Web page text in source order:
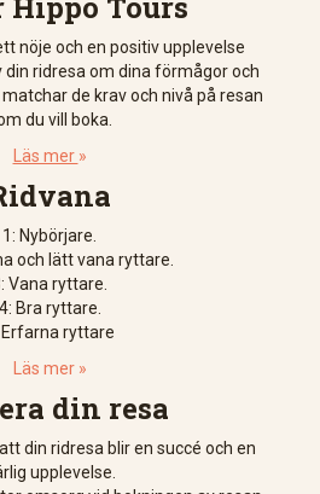
nöje och en positiv upplevelse
din ridresa om dina förmågor och
de krav och nivå på resan
du vill boka.
Läs mer »
1: Nybörjare.
och lätt vana ryttare.
Vana ryttare.
4: Bra ryttare.
Erfarna ryttare
Läs mer »
din resa
din ridresa blir en succé och en
upplevelse.